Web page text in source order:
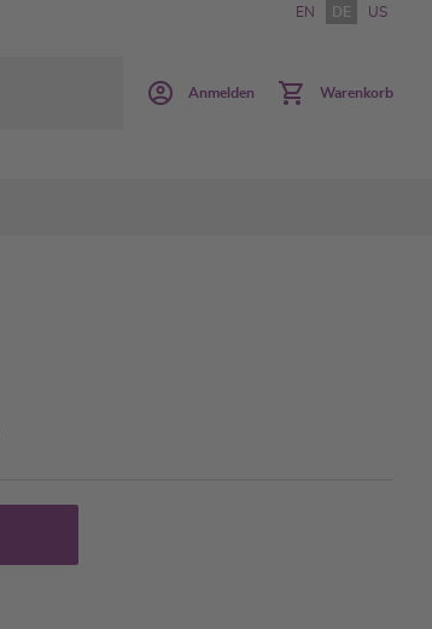
EN DE US
Anmelden Warenkorb